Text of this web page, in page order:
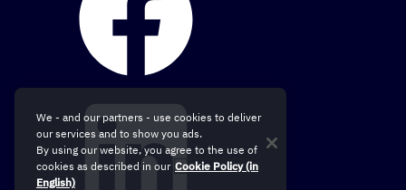
We - and our partners - use cookies to deliver
our services and to show you ads.
By using our website, you agree to the use of
cookies as described in our Cookie Policy (in
English)